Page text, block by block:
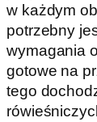
w każdym
potrzebny
wymagania
gotowe na
tego